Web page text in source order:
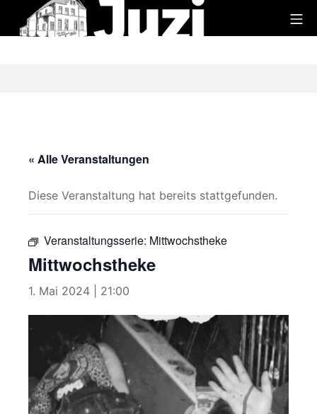
Inhalt
« Alle Veranstaltungen
Diese Veranstaltung hat bereits stattgefunden.
Veranstaltungsserie: Mittwochstheke
Mittwochstheke
1. Mai 2024 | 21:00